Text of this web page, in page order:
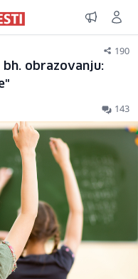
190
bh. obrazovanju:
143